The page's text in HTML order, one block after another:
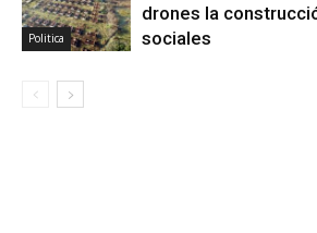
Politica
drones la
sociales